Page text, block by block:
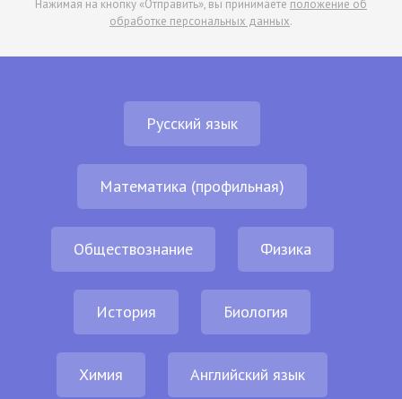
Нажимая на кнопку «Отправить», вы принимаете положение об
обработке персональных данных.
Русский язык
Математика (профильная)
Обществознание Физика
История Биология
Химия Английский язык